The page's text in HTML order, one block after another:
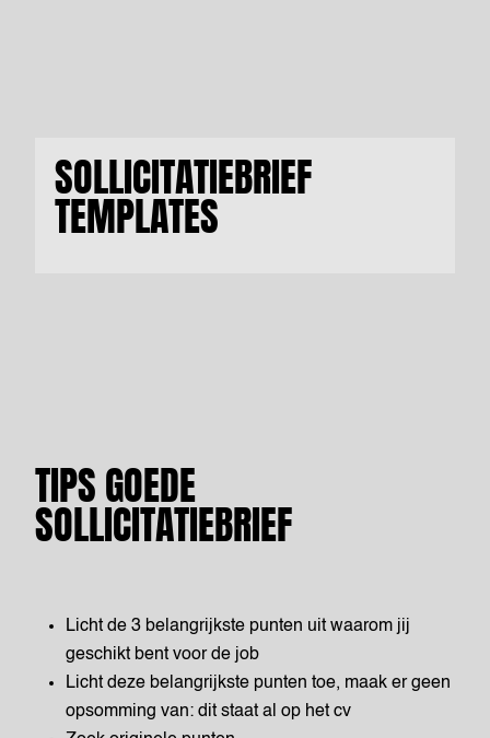
SOLLICITATIEBRIEF
TEMPLATES
TIPS GOEDE
SOLLICITATIEBRIEF
Licht de 3 belangrijkste punten uit waarom jij
geschikt bent voor de job
Licht deze belangrijkste punten toe, maak er geen
opsomming van: dit staat al op het cv